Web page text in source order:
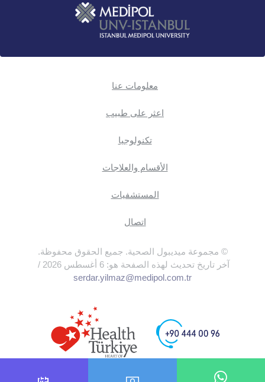
معلومات عنا
اعثر على طبيب
تكنولوجيا
الأقسام والعلاجات
المستشفيات
اتصال
© مجموعة ميديبول الصحية. جميع الحقوق محفوظة.
آخر تاريخ تحديث لهذه الصفحة هو: 6 أغسطس 2026 /
serdar.yilmaz@medipol.com.tr